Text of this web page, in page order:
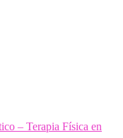
– Terapia Física en